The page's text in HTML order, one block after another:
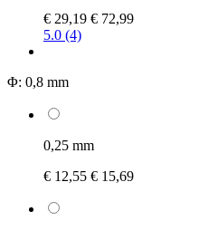
€ 29,19 € 72,99
5.0 (4)
Φ: 0,8 mm
0,25 mm
€ 12,55 € 15,69